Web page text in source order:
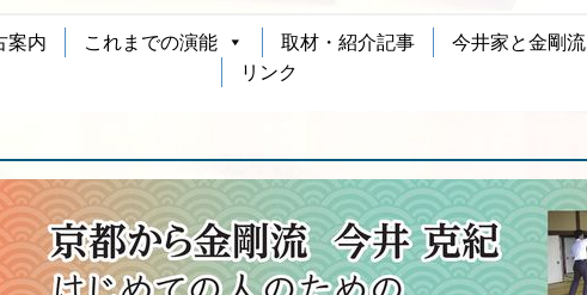
案内 これまでの演能 取材・紹介記事 今井家と金剛流
リンク